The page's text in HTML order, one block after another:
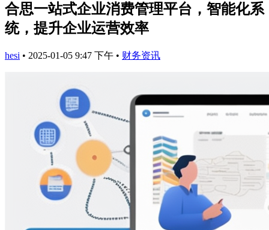
合思一站式企业消费管理平台，智能化系
统，提升企业运营效率
hesi • 2025-01-05 9:47 下午 • 财务资讯